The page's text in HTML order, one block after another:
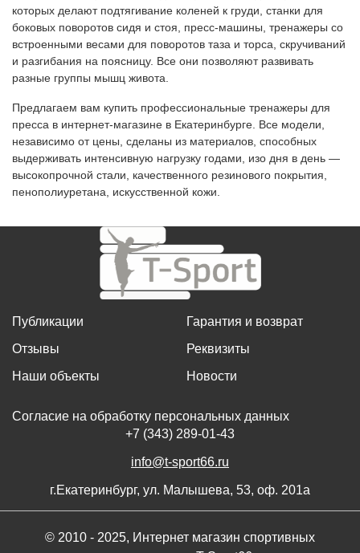
которых делают подтягивание коленей к груди, станки для
боковых поворотов сидя и стоя, пресс-машины, тренажеры со
встроенными весами для поворотов таза и торса, скручиваний
и разгибания на поясницу. Все они позволяют развивать
разные группы мышц живота.
Предлагаем вам купить профессиональные тренажеры для
пресса в интернет-магазине в Екатеринбурге. Все модели,
независимо от цены, сделаны из материалов, способных
выдерживать интенсивную нагрузку годами, изо дня в день —
высокопрочной стали, качественного резинового покрытия,
пенополиуретана, искусственной кожи.
Публикации
Отзывы
Наши объекты
Гарантия и возврат
Реквизиты
Новости
Согласие на обработку персональных данных
+7 (343) 289-01-43
info@t-sport66.ru
г.Екатеринбург, ул. Малышева, 53, оф. 201а
© 2010 - 2025, Интернет магазин спортивных